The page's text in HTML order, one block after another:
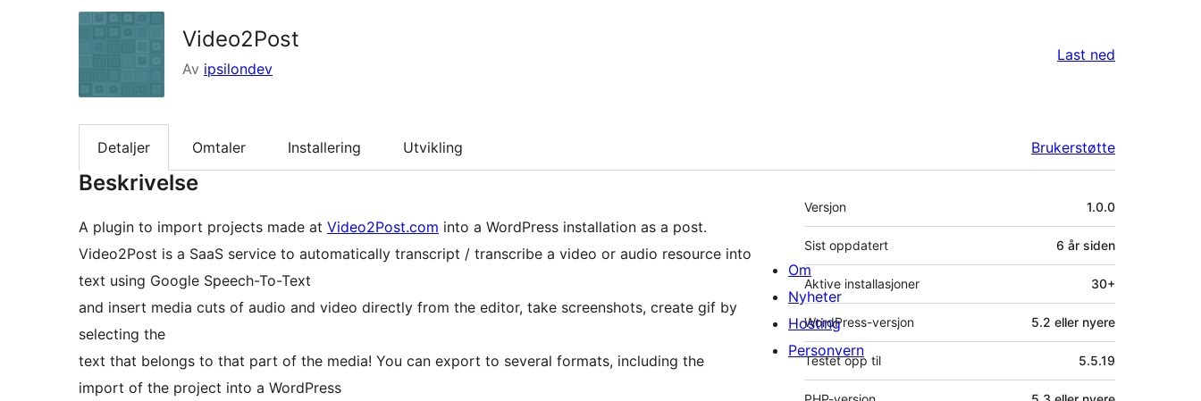
Video2Post
Av ipsilondev
Last ned
Detaljer Omtaler Installering Utvikling Brukerstøtte
Beskrivelse
A plugin to import projects made at Video2Post.com into a WordPress installation as a post.
Video2Post is a SaaS service to automatically transcript / transcribe a video or audio resource into
text using Google Speech-To-Text
and insert media cuts of audio and video directly from the editor, take screenshots, create gif by
selecting the
text that belongs to that part of the media! You can export to several formats, including the
import of the project into a WordPress
Meta
Versjon 1.0.0
Sist oppdatert 6 år siden
Aktive installasjoner 30+
WordPress-versjon 5.2 eller nyere
Testet opp til 5.5.19
Om
Nyheter
Hosting
Personvern